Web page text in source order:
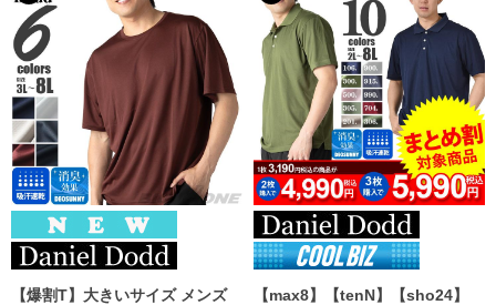
【爆割T】大きいサイズ メンズ
【max8】【tenN】【sho24】